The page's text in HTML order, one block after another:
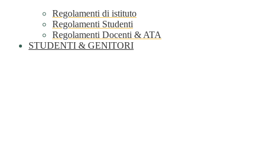
Regolamenti di istituto
Regolamenti Studenti
Regolamenti Docenti & ATA
STUDENTI & GENITORI